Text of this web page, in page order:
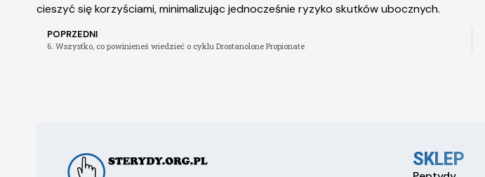
cieszyć się korzyściami, minimalizując jednocześnie ryzyko skutków ubocznych.
POPRZEDNI
6. Wszystko, co powinieneś wiedzieć o cyklu Drostanolone Propionate
SKLEP